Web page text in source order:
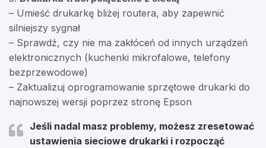
– Umieść drukarkę bliżej routera, aby zapewnić
silniejszy sygnał
– Sprawdź, czy nie ma zakłóceń od innych urządzeń
elektronicznych (kuchenki mikrofalowe, telefony
bezprzewodowe)
– Zaktualizuj oprogramowanie sprzętowe drukarki do
najnowszej wersji poprzez stronę Epson
Jeśli nadal masz problemy, możesz zresetować
ustawienia sieciowe drukarki i rozpocząć